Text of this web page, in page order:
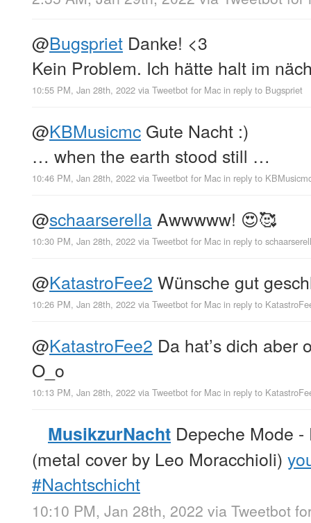
@Bugspriet Danke! <3
Kein Problem. Ich hätte halt im
10:55 PM, Jan 28th, 2022 via Tweetbot for Mac in reply to Bugspriet
@KBMusicmc Gute Nacht :)
… when the earth stood still …
10:46 PM, Jan 28th, 2022 via Tweetbot for Mac in reply to
@schaarserella Awwwww! 😍🥰
10:30 PM, Jan 28th, 2022 via Tweetbot for Mac in reply to
@KatastroFee2 Wünsche gut
10:26 PM, Jan 28th, 2022 via Tweetbot for Mac in reply to
@KatastroFee2 Da hat’s dich aber
O_o
10:13 PM, Jan 28th, 2022 via Tweetbot for Mac in reply to
MusikzurNacht Depeche Mode
(metal cover by Leo Moracchioli)
#Nachtschicht
10:10 PM, Jan 28th, 2022 via Tweetbot